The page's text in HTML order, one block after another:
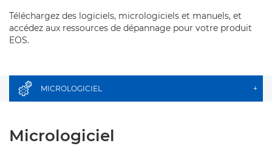
Téléchargez des logiciels, micrologiciels et manuels, et
accédez aux ressources de dépannage pour votre produit
EOS.
MICROLOGICIEL +
Micrologiciel